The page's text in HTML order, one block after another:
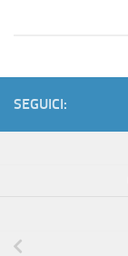
SEGUICI: